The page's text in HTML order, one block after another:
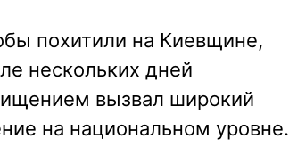
похитили на Киевщине,
нескольких дней
вызвал широкий
на национальном уровне.